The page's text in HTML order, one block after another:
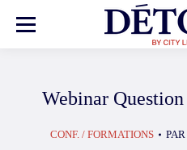
CONF. / FORMATIONS PAR